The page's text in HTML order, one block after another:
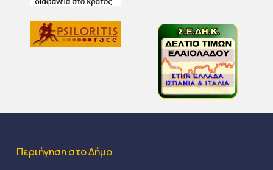
Περιήγηση στο Δήμο